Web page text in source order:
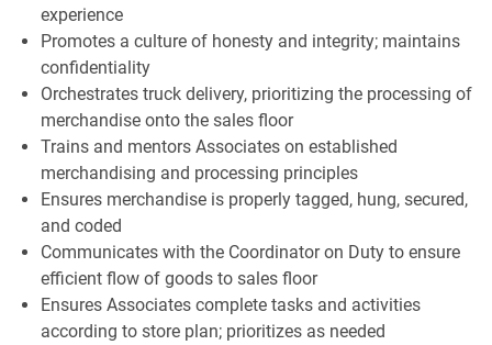
experience
Promotes a culture of honesty and integrity; maintains
confidentiality
Orchestrates truck delivery, prioritizing the processing of
merchandise onto the sales floor
Trains and mentors Associates on established
merchandising and processing principles
Ensures merchandise is properly tagged, hung, secured,
and coded
Communicates with the Coordinator on Duty to ensure
efficient flow of goods to sales floor
Ensures Associates complete tasks and activities
according to store plan; prioritizes as needed